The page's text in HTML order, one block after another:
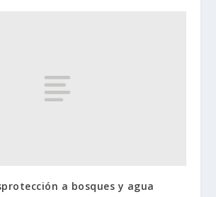
a bosques y agua